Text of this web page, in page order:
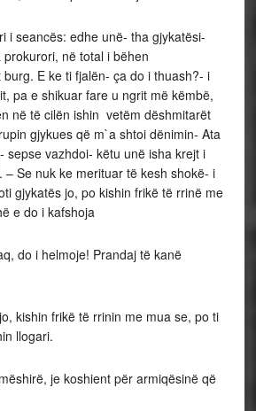
i seancës: edhe unë- tha gjykatësi-
në total i bëhen
E ke ti fjalën- ça do i thuash?- i
pa e shikuar fare u ngrit më këmbë,
në të cilën ishin vetëm dëshmitarët
gjykues që m`a shtoi dënimin- Ata
sepse vazhdoi- këtu unë isha krejt i
– Se nuk ke merituar të kesh shokë- i
gjykatës jo, po kishin frikë të rrinë me
e do i kafshoja
do i helmoje! Prandaj të kanë
kishin frikë të rrinin me mua se, po ti
llogari.
je koshient për armiqësinë që